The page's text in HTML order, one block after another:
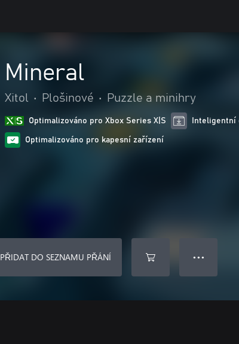
Mineral
Xitol • Plošinové • Puzzle a minihry
Optimalizováno pro Xbox Series X|S Inteligentní
Optimalizováno pro kapesní zařízení
PŘIDAT DO SEZNAMU PŘÁNÍ ● ● ●